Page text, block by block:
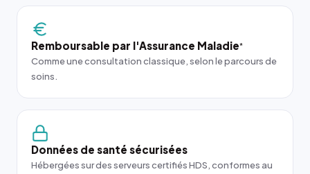
Remboursable par l'Assurance Maladie*
Comme une consultation classique, selon le parcours de
soins.
Données de santé sécurisées
Hébergées sur des serveurs certifiés HDS, conformes au